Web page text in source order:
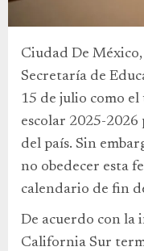
Ciudad De
Secretaría de
15 de julio como el
escolar 2025-2026
del país. Sin
no obedecer esta
calendario de fin
De acuerdo con la
California Sur